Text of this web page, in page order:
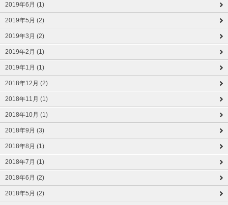
2019年6月 (1)
2019年5月 (2)
2019年3月 (2)
2019年2月 (1)
2019年1月 (1)
2018年12月 (2)
2018年11月 (1)
2018年10月 (1)
2018年9月 (3)
2018年8月 (1)
2018年7月 (1)
2018年6月 (2)
2018年5月 (2)